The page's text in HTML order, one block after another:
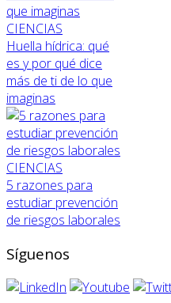
CIENCIAS
Huella hídrica: qué
es y por qué dice
más de ti de lo que
imaginas
CIENCIAS
5 razones para
estudiar prevención
de riesgos laborales
Síguenos